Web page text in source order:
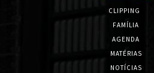
CLIPPING
FAMÍLIA
AGENDA
MATÉRIAS
NOTÍCIAS